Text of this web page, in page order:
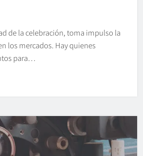
de la celebración, toma impulso la
los mercados. Hay quienes
para…